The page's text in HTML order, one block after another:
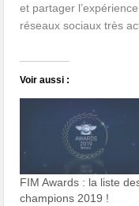
et partager
réseaux sociaux très
Voir aussi :
FIM Awards : la liste
champions 2019 !